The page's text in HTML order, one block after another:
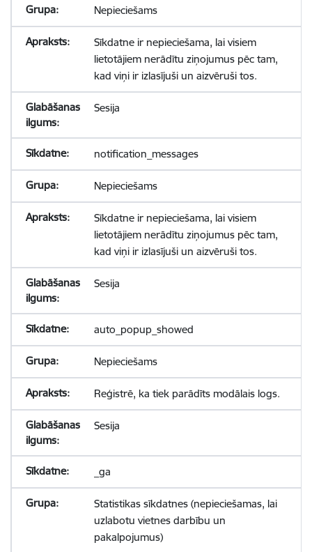
Nepieciešams
Sīkdatne ir nepieciešama, lai visiem
lietotājiem nerādītu ziņojumus pēc tam,
kad viņi ir izlasījuši un aizvēruši tos.
Sesija
notification_messages
Nepieciešams
Sīkdatne ir nepieciešama, lai visiem
lietotājiem nerādītu ziņojumus pēc tam,
kad viņi ir izlasījuši un aizvēruši tos.
Sesija
auto_popup_showed
Nepieciešams
Reģistrē, ka tiek parādīts modālais logs.
Sesija
_ga
Statistikas sīkdatnes (nepieciešamas, lai
uzlabotu vietnes darbību un
pakalpojumus)